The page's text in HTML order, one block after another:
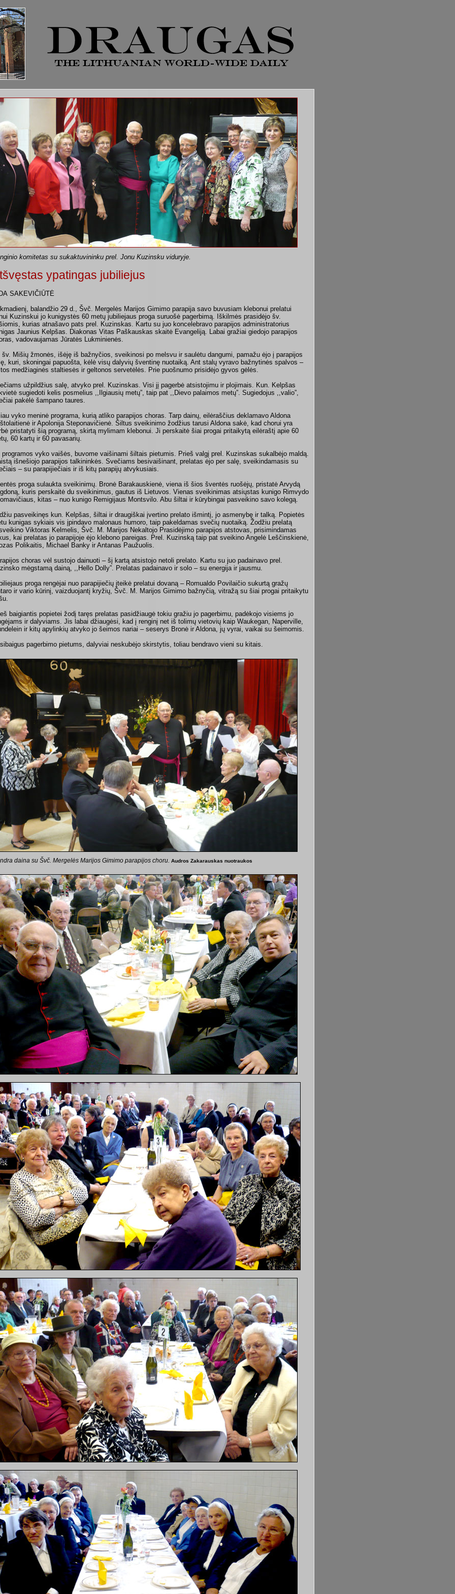
komitetas su sukaktuvininku prel. Jonu Kuzinsku viduryje.
ypatingas jubiliejus
SAKEVIČIŪTĖ
balandžio 29 d., Švč. Mergelės Marijos Gimimo parapija savo buvusiam klebonui prelatui
Kuzinskui jo kunigystės 60 metų jubiliejaus proga suruošė pagerbimą. Iškilmės prasidėjo šv.
kurias atnašavo pats prel. Kuzinskas. Kartu su juo koncelebravo parapijos administratorius
Jaunius Kelpšas. Diakonas Vitas Paškauskas skaitė Evangeliją. Labai gražiai giedojo parapijos
vadovaujamas Jūratės Lukminienės.
šv. Mišių žmonės, išėję iš bažnyčios, sveikinosi po melsvu ir saulėtu dangumi, pamažu ėjo į parapijos
kuri, skoningai papuošta, kėlė visų dalyvių šventinę nuotaiką. Ant stalų vyravo bažnytinės spalvos –
medžiaginės staltiesės ir geltonos servetėlės. Prie puošnumo prisidėjo gyvos gėlės.
užpildžius salę, atvyko prel. Kuzinskas. Visi jį pagerbė atsistojimu ir plojimais. Kun. Kelpšas
sugiedoti kelis posmelius ,,Ilgiausių metų”, taip pat ,,Dievo palaimos metų”. Sugiedojus ,,valio”,
pakėlė šampano taures.
vyko meninė programa, kurią atliko parapijos choras. Tarp dainų, eilėraščius deklamavo Aldona
ir Apolonija Steponavičienė. Šiltus sveikinimo žodžius tarusi Aldona sakė, kad chorui yra
pristatyti šią programą, skirtą mylimam klebonui. Ji perskaitė šiai progai pritaikytą eilėraštį apie 60
60 kartų ir 60 pavasarių.
programos vyko vaišės, buvome vaišinami šiltais pietumis. Prieš valgį prel. Kuzinskas sukalbėjo maldą.
išnešiojo parapijos talkininkės. Svečiams besivaišinant, prelatas ėjo per salę, sveikindamasis su
– su parapijiečiais ir iš kitų parapijų atvykusiais.
proga sulaukta sveikinimų. Bronė Barakauskienė, viena iš šios šventės ruošėjų, pristatė Arvydą
kuris perskaitė du sveikinimus, gautus iš Lietuvos. Vienas sveikinimas atsiųstas kunigo Rimvydo
kitas – nuo kunigo Remigijaus Montsvilo. Abu šiltai ir kūrybingai pasveikino savo kolegą.
pasveikinęs kun. Kelpšas, šiltai ir draugiškai įvertino prelato išmintį, jo asmenybę ir talką. Popietės
kunigas sykiais vis įpindavo malonaus humoro, taip pakeldamas svečių nuotaiką. Žodžiu prelatą
Viktoras Kelmelis, Švč. M. Marijos Nekaltojo Prasidėjimo parapijos atstovas, prisimindamas
kai prelatas jo parapijoje ėjo klebono pareigas. Prel. Kuzinską taip pat sveikino Angelė Leščinskienė,
Polikaitis, Michael Banky ir Antanas Paužuolis.
choras vėl sustojo dainuoti – šį kartą atsistojo netoli prelato. Kartu su juo padainavo prel.
mėgstamą dainą, ,,Hello Dolly”. Prelatas padainavo ir solo – su energija ir jausmu.
proga rengėjai nuo parapijiečių įteikė prelatui dovaną – Romualdo Povilaičio sukurtą gražų
ir vario kūrinį, vaizduojantį kryžių, Švč. M. Marijos Gimimo bažnyčią, vitražą su šiai progai pritaikytu
baigiantis popietei žodį taręs prelatas pasidžiaugė tokiu gražiu jo pagerbimu, padėkojo visiems jo
ir dalyviams. Jis labai džiaugėsi, kad į renginį net iš tolimų vietovių kaip Waukegan, Naperville,
ir kitų apylinkių atvyko jo šeimos nariai – seserys Bronė ir Aldona, jų vyrai, vaikai su šeimomis.
pagerbimo pietums, dalyviai neskubėjo skirstytis, toliau bendravo vieni su kitais.
daina su Švč. Mergelės Marijos Gimimo parapijos choru. Audros Zakarauskas nuotraukos